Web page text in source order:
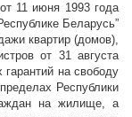
11 июня 1993 года
Беларусь”
квартир (домов),
от 31 августа
на свободу
Республики
на жилище, а